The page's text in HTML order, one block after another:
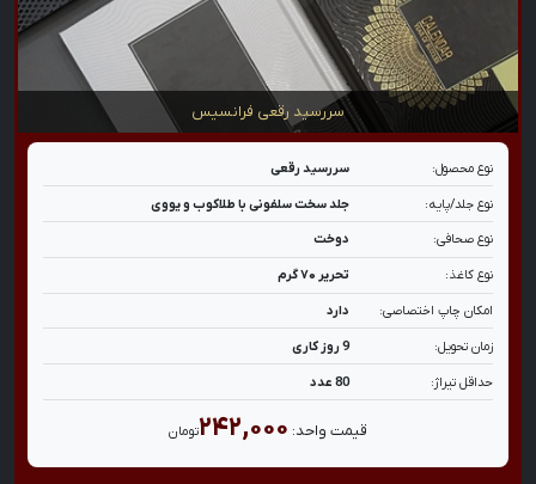
سررسید رقعی فرانسیس
نوع محصول: سررسید رقعی
نوع جلد/پایه: جلد سخت سلفونی با طلاکوب و یووی
نوع صحافی: دوخت
نوع کاغذ: تحریر ۷۰ گرم
امکان چاپ اختصاصی: دارد
زمان تحویل: 9 روز کاری
حداقل تیراژ: 80 عدد
قیمت واحد: ۲۴۲,۰۰۰تومان